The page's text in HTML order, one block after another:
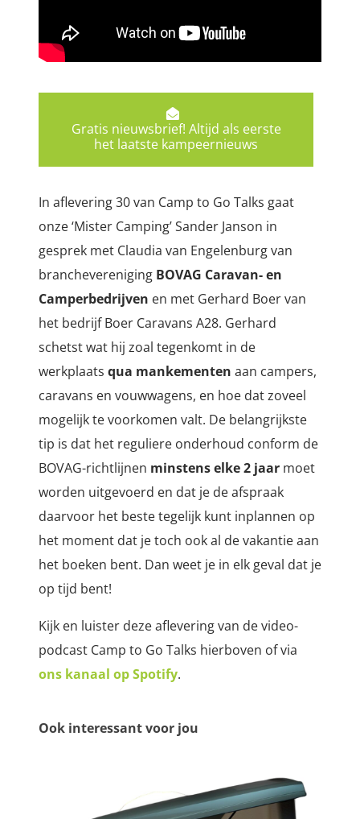
Gratis nieuwsbrief! Altijd als eerste
het laatste kampeernieuws
In aflevering 30 van Camp to Go Talks gaat
onze ‘Mister Camping’ Sander Janson in
gesprek met Claudia van Engelenburg van
branchevereniging BOVAG Caravan- en
Camperbedrijven en met Gerhard Boer van
het bedrijf Boer Caravans A28. Gerhard
schetst wat hij zoal tegenkomt in de
werkplaats qua mankementen aan campers,
caravans en vouwwagens, en hoe dat zoveel
mogelijk te voorkomen valt. De belangrijkste
tip is dat het reguliere onderhoud conform de
BOVAG-richtlijnen minstens elke 2 jaar moet
worden uitgevoerd en dat je de afspraak
daarvoor het beste tegelijk kunt inplannen op
het moment dat je toch ook al de vakantie aan
het boeken bent. Dan weet je in elk geval dat je
op tijd bent!
Kijk en luister deze aflevering van de video-
podcast Camp to Go Talks hierboven of via
ons kanaal op Spotify.
Ook interessant voor jou